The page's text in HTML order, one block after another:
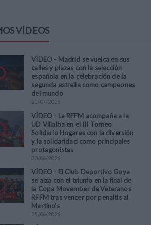
VÍDEOS
VÍDEO - Madrid se vuelca en sus
calles y plazas con la selección
española en la celebración de la
segunda estrella como campeones
del mundo
21 /07/2026
VÍDEO - La RFFM acompaña a la
UD Villalba en el III Torneo
Solidario Hogares con la diversión
y la solidaridad como principales
protagonistas
30/06/2026
VÍDEO - El Club Deportivo Goya
se alza con el triunfo en la final de
la Copa Movember de Veteranos
RFFM tras vencer por penaltis al
Martino's
25/06/2026